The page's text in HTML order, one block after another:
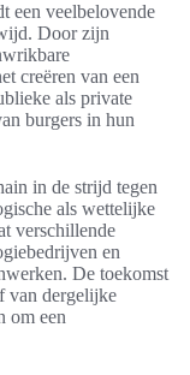
een veelbelovende
Door zijn
creëren van een
als private
burgers in hun
in de strijd tegen
als wettelijke
verschillende
en
De toekomst
van dergelijke
om een